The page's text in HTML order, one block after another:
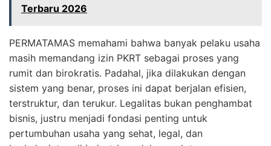
Terbaru 2026
PERMATAMAS memahami bahwa banyak pelaku usaha
masih memandang izin PKRT sebagai proses yang
rumit dan birokratis. Padahal, jika dilakukan dengan
sistem yang benar, proses ini dapat berjalan efisien,
terstruktur, dan terukur. Legalitas bukan penghambat
bisnis, justru menjadi fondasi penting untuk
pertumbuhan usaha yang sehat, legal, dan